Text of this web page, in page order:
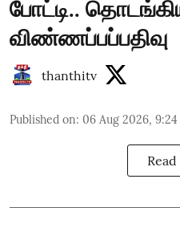
போட்டி..
விண்ணப்பப்பதிவு
thanthitv
Published on: 06 Aug 2026, 9:24